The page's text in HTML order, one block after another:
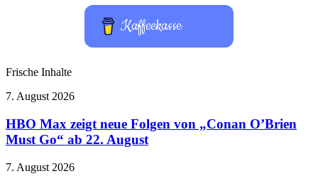
Kaffeekasse
Frische Inhalte
HBO
zeigt
neue
Folgen
„Conan
7. August 2026
HBO Max zeigt neue Folgen von „Conan O’Brien
Must Go“ ab 22. August
Citizen
7. August 2026